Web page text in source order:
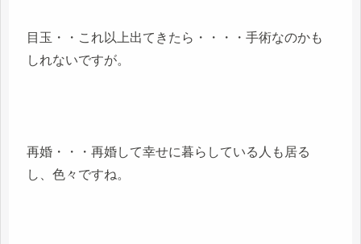
目玉・・これ以上出てきたら・・・・手術なのかも
しれないですが。
再婚・・・再婚して幸せに暮らしている人も居る
し、色々ですね。